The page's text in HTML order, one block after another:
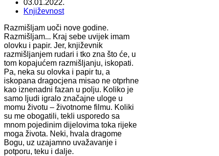
03.01.2022.
Književnost
Razmišljam uoči nove godine.
Razmišljam... Kraj sebe uvijek imam
olovku i papir. Jer, književnik
razmišljanjem rudari i tko zna što će, u
tom kopajućem razmišljanju, iskopati.
Pa, neka su olovka i papir tu, a
iskopana dragocjena misao ne otprhne
kao iznenadni fazan u polju. Koliko je
samo ljudi igralo značajne uloge u
momu životu – životnome filmu. Koliki
su me obogatili, tekli usporedo sa
mnom pojedinim dijelovima toka rijeke
moga života. Neki, hvala dragome
Bogu, uz uzajamno uvažavanje i
potporu, teku i dalje.